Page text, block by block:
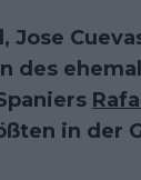
Jose
des
in der